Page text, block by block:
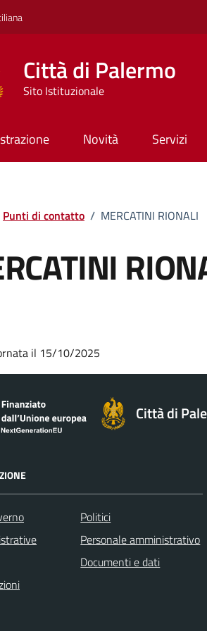
Città di Palermo
Sito Istituzionale
Novità Servizi
Punti di contatto / MERCATINI RIONALI
il 15/10/2025
Città di
Politici
Personale amministrativo
Documenti e dati